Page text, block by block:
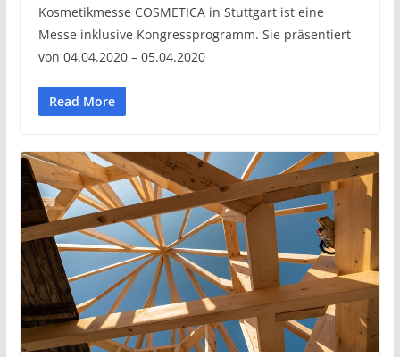
Kosmetikmesse COSMETICA in Stuttgart ist eine
Messe inklusive Kongressprogramm. Sie präsentiert
von 04.04.2020 – 05.04.2020
Read More